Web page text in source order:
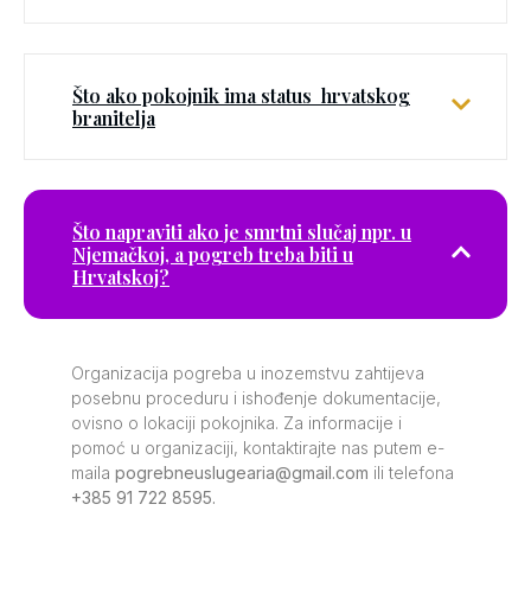
Što ako pokojnik ima status hrvatskog
branitelja
Što napraviti ako je smrtni slučaj npr. u
Njemačkoj, a pogreb treba biti u
Hrvatskoj?
Organizacija pogreba u inozemstvu zahtijeva
posebnu proceduru i ishođenje dokumentacije,
ovisno o lokaciji pokojnika. Za informacije i
pomoć u organizaciji, kontaktirajte nas putem e-
maila pogrebneuslugearia@gmail.com ili telefona
+385 91 722 8595.